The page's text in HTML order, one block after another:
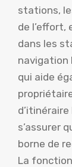
stations,
de l’effort,
dans les
navigation
qui aide
s’assurer
borne de
La